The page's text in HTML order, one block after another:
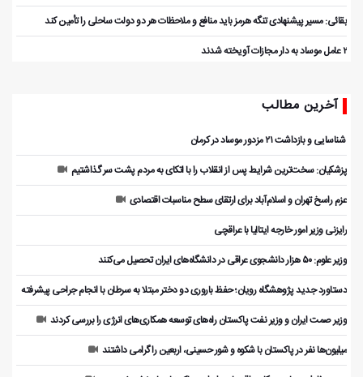
بقائی: مسیر پیشنهادی تنگه هرمز باید منافع و ملاحظات هر دو دولت ساحلی را تأمین کند
۲ عامل موساد به دار مجازات آویخته شدند
آخرین مطالب
️ شناسایی و بازداشت ۲۱ مزدور موساد در کرمان
پزشکیان: سخت‌ترین شرایط پس از انقلاب را با اتکای به مردم پشت سر گذاشتیم
عزم راسخ تهران و اسلام‌آباد برای ارتقای سطح مناسبات اقتصادی
رایزنی وزیر امور خارجه ایتالیا با عراقچی
وزیر علوم: ۵۰ هزار دانشجوی عراقی در دانشگاه‌های ایران تحصیل می‌کنند
دستاورد جدید پژوهشگاه رویان؛ حفظ باروری دو دختر مبتلا به سرطان با انجام جراحی پیشرفته
وزیر صمت ایران و وزیر نفت پاکستان راه‌های توسعه همکاری‌های انرژی را بررسی کردند
میلیون‌ها نفر در پاکستان با شکوه و شور حسینی، اربعین را گرامی داشتند